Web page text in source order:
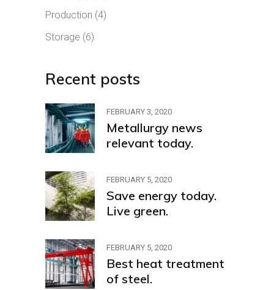
Production (4)
Storage (6)
Recent posts
FEBRUARY 3, 2020
Metallurgy news
relevant today.
FEBRUARY 5, 2020
Save energy today.
Live green.
FEBRUARY 5, 2020
Best heat treatment
of steel.